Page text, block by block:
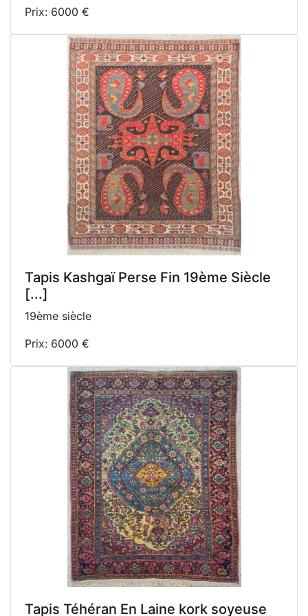
Prix: 6000 €
Tapis Kashgaï Perse Fin 19ème Siècle
[...]
19ème siècle
Prix: 6000 €
Tapis Téhéran En Laine kork soyeuse